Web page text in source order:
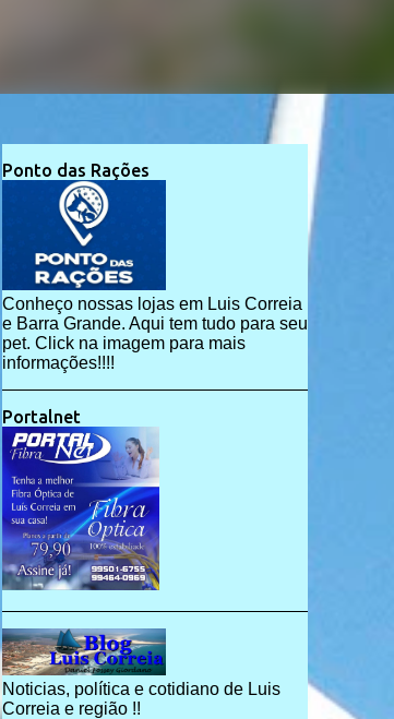
Ponto das Rações
Conheço nossas lojas em Luis Correia
e Barra Grande. Aqui tem tudo para seu
pet. Click na imagem para mais
informações!!!!
Portalnet
Noticias, política e cotidiano de Luis
Correia e região !!